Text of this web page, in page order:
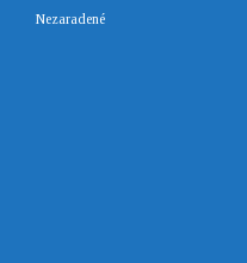
Nezaradené